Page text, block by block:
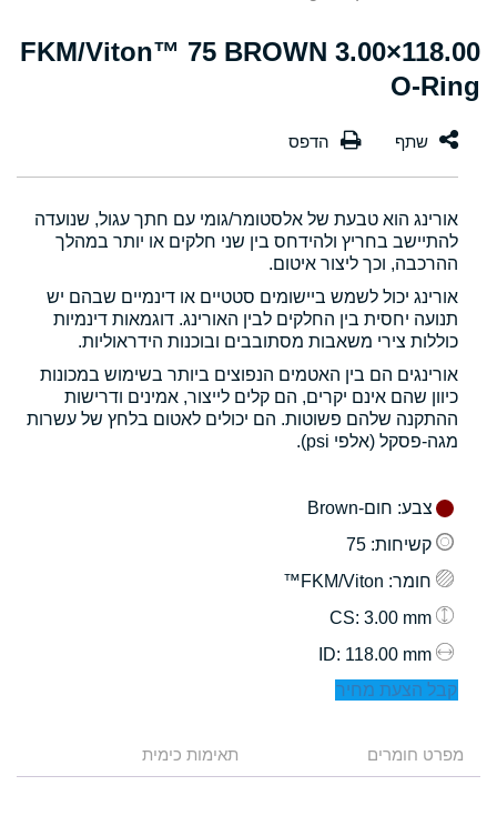
118.00×3.00 FKM/Viton™ 75 BROWN
O-Ring
אורינג הוא טבעת של אלסטומר/גומי עם חתך עגול, שנועדה
להתיישב בחריץ ולהידחס בין שני חלקים או יותר במהלך
ההרכבה, וכך ליצור איטום.
אורינג יכול לשמש ביישומים סטטיים או דינמיים שבהם יש
תנועה יחסית בין החלקים לבין האורינג. דוגמאות דינמיות
כוללות צירי משאבות מסתובבים ובוכנות הידראוליות.
אורינגים הם בין האטמים הנפוצים ביותר בשימוש במכונות
כיוון שהם אינם יקרים, הם קלים לייצור, אמינים ודרישות
ההתקנה שלהם פשוטות. הם יכולים לאטום בלחץ של עשרות
מגה-פסקל (אלפי psi).
צבע: חום-Brown
קשיחות: 75
חומר: FKM/Viton™
: 3.00 mm
: 118.00 mm
קבל הצעת מחיר
מפרט חומרים תאימות כימית